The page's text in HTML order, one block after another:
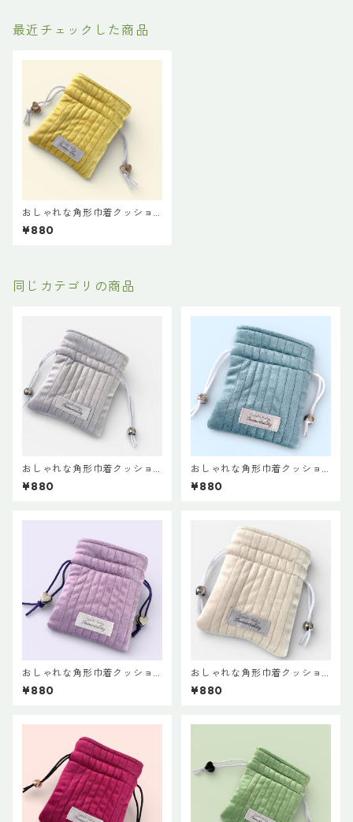
最近チェックした商品
おしゃれな角形巾着クッショ
ンポーチ◇イエロー
¥880
同じカテゴリの商品
おしゃれな角形巾着クッショ
ンポーチ◇シルバー
¥880
おしゃれな角形巾着クッショ
ンポーチ◇サックス
¥880
おしゃれな角形巾着クッショ
ンポーチ◇ラベンダー
¥880
おしゃれな角形巾着クッショ
ンポーチ◇オフホワイト
¥880